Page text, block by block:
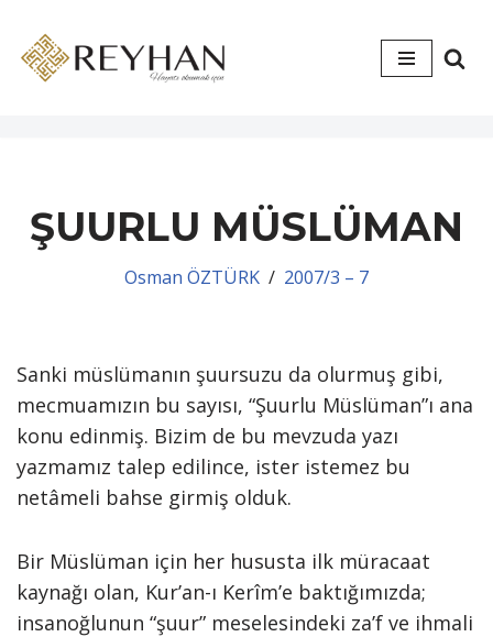
İçeriğe
ŞUURLU MÜSLÜMAN
Osman ÖZTÜRK 2007/3 – 7
Sanki müslümanın şuursuzu da olurmuş gibi,
mecmuamızın bu sayısı, “Şuurlu Müslüman”ı ana
konu edinmiş. Bizim de bu mevzuda yazı
yazmamız talep edilince, ister istemez bu
netâmeli bahse girmiş olduk.
Bir Müslüman için her hususta ilk müracaat
kaynağı olan, Kur’an-ı Kerîm’e baktığımızda;
insanoğlunun “şuur” meselesindeki za’f ve ihmali